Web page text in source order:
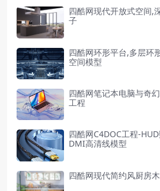
四酷网现代开放式空间,
子
四酷网环形平台,多层环
空间模型
四酷网笔记本电脑与奇
工程
四酷网C4DOC工程-
DMI高清线模型
四酷网现代简约风厨房